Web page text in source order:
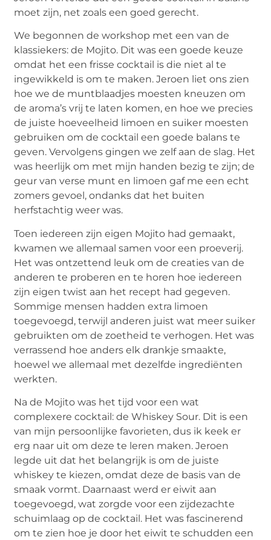
moet zijn, net zoals een goed gerecht.
We begonnen de workshop met een van de
klassiekers: de Mojito. Dit was een goede keuze
omdat het een frisse cocktail is die niet al te
ingewikkeld is om te maken. Jeroen liet ons zien
hoe we de muntblaadjes moesten kneuzen om
de aroma’s vrij te laten komen, en hoe we precies
de juiste hoeveelheid limoen en suiker moesten
gebruiken om de cocktail een goede balans te
geven. Vervolgens gingen we zelf aan de slag. Het
was heerlijk om met mijn handen bezig te zijn; de
geur van verse munt en limoen gaf me een echt
zomers gevoel, ondanks dat het buiten
herfstachtig weer was.
Toen iedereen zijn eigen Mojito had gemaakt,
kwamen we allemaal samen voor een proeverij.
Het was ontzettend leuk om de creaties van de
anderen te proberen en te horen hoe iedereen
zijn eigen twist aan het recept had gegeven.
Sommige mensen hadden extra limoen
toegevoegd, terwijl anderen juist wat meer suiker
gebruikten om de zoetheid te verhogen. Het was
verrassend hoe anders elk drankje smaakte,
hoewel we allemaal met dezelfde ingrediënten
werkten.
Na de Mojito was het tijd voor een wat
complexere cocktail: de Whiskey Sour. Dit is een
van mijn persoonlijke favorieten, dus ik keek er
erg naar uit om deze te leren maken. Jeroen
legde uit dat het belangrijk is om de juiste
whiskey te kiezen, omdat deze de basis van de
smaak vormt. Daarnaast werd er eiwit aan
toegevoegd, wat zorgde voor een zijdezachte
schuimlaag op de cocktail. Het was fascinerend
om te zien hoe je door het eiwit te schudden een